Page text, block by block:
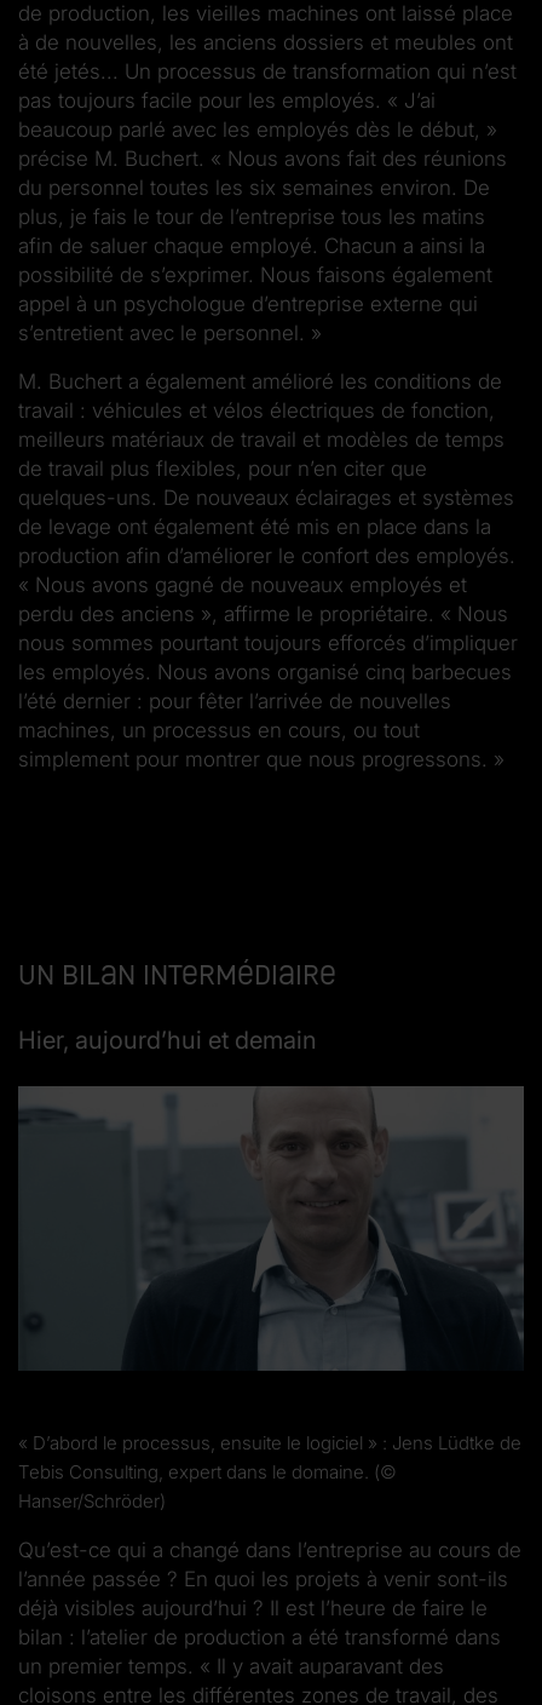
de production, les vieilles machines ont laissé place
à de nouvelles, les anciens dossiers et meubles ont
été jetés... Un processus de transformation qui n’est
pas toujours facile pour les employés. « J’ai
beaucoup parlé avec les employés dès le début, »
précise M. Buchert. « Nous avons fait des réunions
du personnel toutes les six semaines environ. De
plus, je fais le tour de l’entreprise tous les matins
afin de saluer chaque employé. Chacun a ainsi la
possibilité de s’exprimer. Nous faisons également
appel à un psychologue d’entreprise externe qui
s’entretient avec le personnel. »
M. Buchert a également amélioré les conditions de
travail : véhicules et vélos électriques de fonction,
meilleurs matériaux de travail et modèles de temps
de travail plus flexibles, pour n’en citer que
quelques-uns. De nouveaux éclairages et systèmes
de levage ont également été mis en place dans la
production afin d’améliorer le confort des employés.
« Nous avons gagné de nouveaux employés et
perdu des anciens », affirme le propriétaire. « Nous
nous sommes pourtant toujours efforcés d’impliquer
les employés. Nous avons organisé cinq barbecues
l’été dernier : pour fêter l’arrivée de nouvelles
machines, un processus en cours, ou tout
simplement pour montrer que nous progressons. »
Un bilan intermédiaire
Hier, aujourd’hui et demain
« D’abord le processus, ensuite le logiciel » : Jens Lüdtke de
Tebis Consulting, expert dans le domaine. (©
Hanser/Schröder)
Qu’est-ce qui a changé dans l’entreprise au cours de
l’année passée ? En quoi les projets à venir sont-ils
déjà visibles aujourd’hui ? Il est l’heure de faire le
bilan : l’atelier de production a été transformé dans
un premier temps. « Il y avait auparavant des
cloisons entre les différentes zones de travail, des